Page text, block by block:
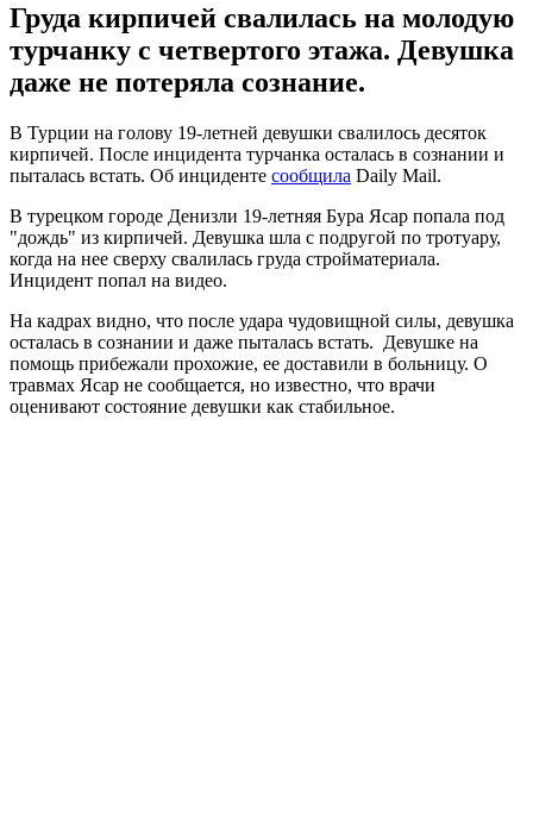
Груда кирпичей свалилась на молодую
турчанку с четвертого этажа. Девушка
даже не потеряла сознание.
В Турции на голову 19-летней девушки свалилось десяток
кирпичей. После инцидента турчанка осталась в сознании и
пыталась встать. Об инциденте сообщила Daily Mail.
В турецком городе Денизли 19-летняя Бура Ясар попала под
"дождь" из кирпичей. Девушка шла с подругой по тротуару,
когда на нее сверху свалилась груда стройматериала.
Инцидент попал на видео.
На кадрах видно, что после удара чудовищной силы, девушка
осталась в сознании и даже пыталась встать. Девушке на
помощь прибежали прохожие, ее доставили в больницу. О
травмах Ясар не сообщается, но известно, что врачи
оценивают состояние девушки как стабильное.